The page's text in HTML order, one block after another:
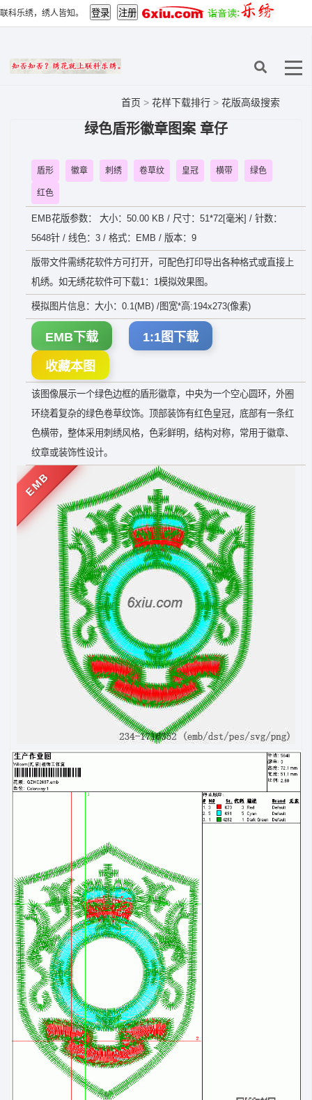
联科乐绣，绣人皆知。
首页 > 花样下载排行 > 花版高级搜索
绿色盾形徽章图案 章仔
盾形 徽章 刺绣 卷草纹 皇冠 横带 绿色
红色
EMB花版参数： 大小：50.00 KB / 尺寸：51*72[毫米] / 针数：
5648针 / 线色：3 / 格式：EMB / 版本：9
版带文件需绣花软件方可打开，可配色打印导出各种格式或直接上
机绣。如无绣花软件可下载1：1模拟效果图。
模拟图片信息：大小：0.1(MB) /图宽*高:194x273(像素)
EMB下载 1:1图下载
收藏本图
该图像展示一个绿色边框的盾形徽章，中央为一个空心圆环，外圈
环绕着复杂的绿色卷草纹饰。顶部装饰有红色皇冠，底部有一条红
色横带，整体采用刺绣风格，色彩鲜明，结构对称，常用于徽章、
纹章或装饰性设计。
EMB